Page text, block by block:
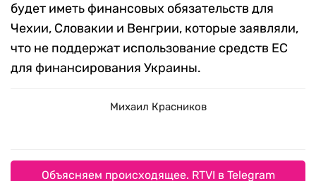
будет иметь финансовых обязательств для
Чехии, Словакии и Венгрии, которые заявляли,
что не поддержат использование средств ЕС
для финансирования Украины.
Михаил Красников
Объясняем происходящее. RTVI в Telegram